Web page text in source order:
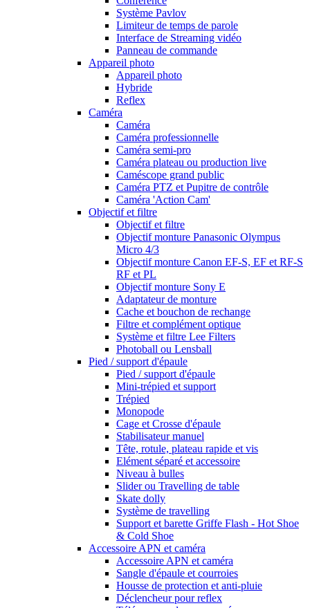
Système Pavlov
Limiteur de temps de parole
Interface de Streaming vidéo
Panneau de commande
Appareil photo
Appareil photo
Hybride
Reflex
Caméra
Caméra
Caméra professionnelle
Caméra semi-pro
Caméra plateau ou production live
Caméscope grand public
Caméra PTZ et Pupitre de contrôle
Caméra 'Action Cam'
Objectif et filtre
Objectif et filtre
Objectif monture Panasonic Olympus
Micro 4/3
Objectif monture Canon EF-S, EF et RF-S
RF et PL
Objectif monture Sony E
Adaptateur de monture
Cache et bouchon de rechange
Filtre et complément optique
Système et filtre Lee Filters
Photoball ou Lensball
Pied / support d'épaule
Pied / support d'épaule
Mini-trépied et support
Trépied
Monopode
Cage et Crosse d'épaule
Stabilisateur manuel
Tête, rotule, plateau rapide et vis
Elément séparé et accessoire
Niveau à bulles
Slider ou Travelling de table
Skate dolly
Système de travelling
Support et barette Griffe Flash - Hot Shoe
& Cold Shoe
Accessoire APN et caméra
Accessoire APN et caméra
Sangle d'épaule et courroies
Housse de protection et anti-pluie
Déclencheur pour reflex